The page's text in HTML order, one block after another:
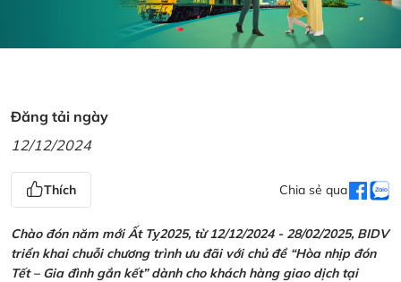
Đăng tải ngày
12/12/2024
Thích Chia sẻ qua
Chào đón năm mới Ất Tỵ2025, từ 12/12/2024 - 28/02/2025, BIDV
triển khai chuỗi chương trình ưu đãi với chủ đề “Hòa nhịp đón
Tết – Gia đình gắn kết” dành cho khách hàng giao dịch tại